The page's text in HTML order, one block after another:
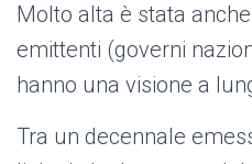
Molto alta è stata
emittenti (governi
hanno una visione a
Tra un decennale